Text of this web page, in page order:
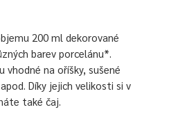
200 ml dekorované
barev porcelánu*.
vhodné na oříšky, sušené
Díky jejich velikosti si v
také čaj.